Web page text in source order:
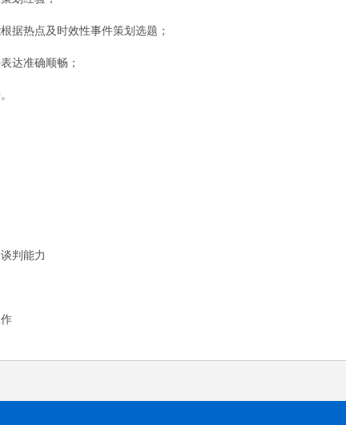
热点及时效性事件策划选题；
达准确顺畅；
判能力